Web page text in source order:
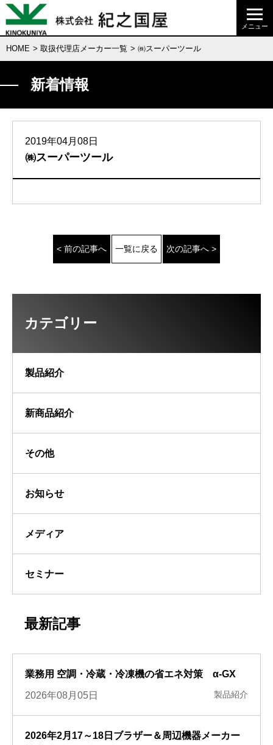
HOME > 取扱代理店メーカー一覧 > ㈱スーパーツール
新着情報
2019年04月08日
㈱スーパーツール
< 前の記事へ 一覧に戻る 次の記事へ >
カテゴリー
製品紹介
新商品紹介
その他
お知らせ
メディア
セミナー
最新記事
業務用 空調・冷蔵・冷凍機の省エネ対策 α-GX
2026年08月05日 製品紹介
2026年2月17～18日ブラザー＆周辺機器メーカー